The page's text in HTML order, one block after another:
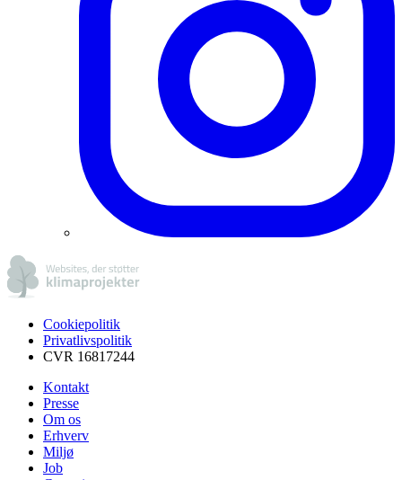
Cookiepolitik
Privatlivspolitik
CVR 16817244
Kontakt
Presse
Om os
Erhverv
Miljø
Job